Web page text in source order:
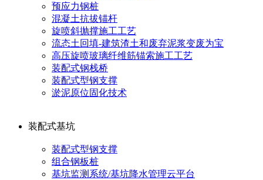
预应力钢桩
混凝土抗拔锚杆
旋喷斜抛撑施工工艺
流态土回填-建筑渣土和废弃泥浆变废为宝
高压旋喷玻璃纤维筋锚索施工工艺
装配式钢栈桥
装配式型钢支撑
淤泥原位固化技术
装配式基坑
装配式型钢支撑
组合钢板桩
基坑监测系统/基坑降水管理云平台